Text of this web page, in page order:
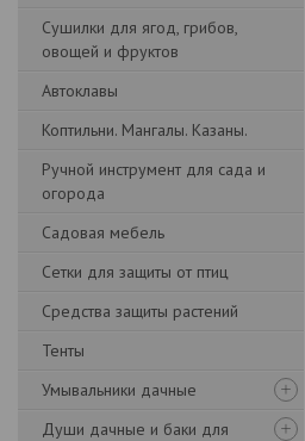
Сушилки для ягод, грибов,
овощей и фруктов
Автоклавы
Коптильни. Мангалы. Казаны.
Ручной инструмент для сада и
огорода
Садовая мебель
Сетки для защиты от птиц
Средства защиты растений
Тенты
Умывальники дачные
Души дачные и баки для